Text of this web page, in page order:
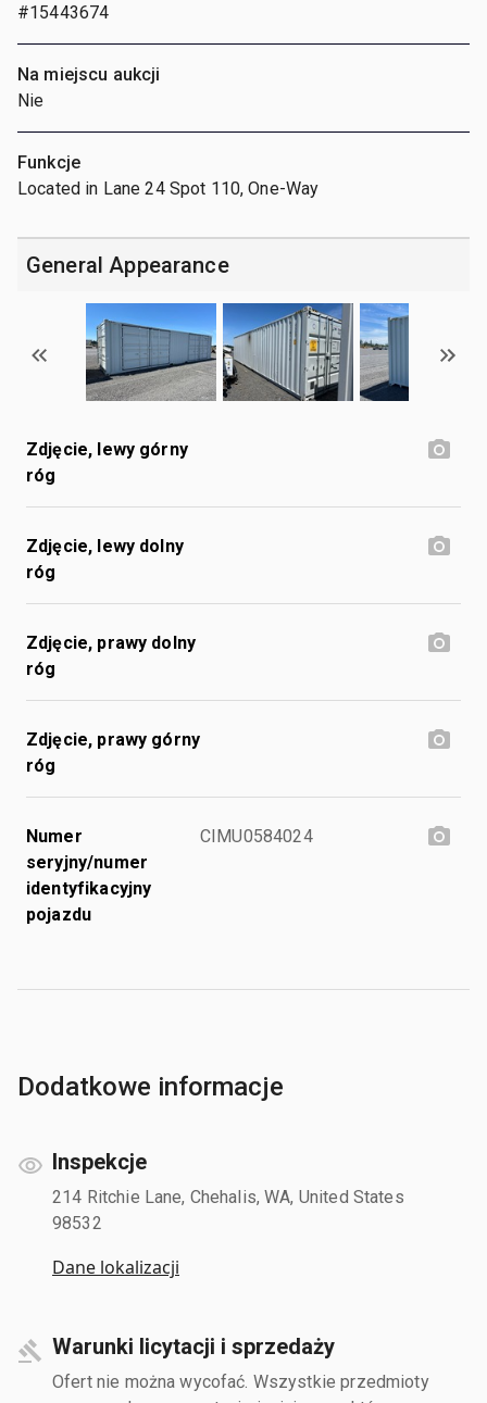
#15443674
Na miejscu aukcji
Nie
Funkcje
Located in Lane 24 Spot 110, One-Way
General Appearance
Zdjęcie, lewy górny
róg
Zdjęcie, lewy dolny
róg
Zdjęcie, prawy dolny
róg
Zdjęcie, prawy górny
róg
Numer
seryjny/numer
identyfikacyjny
pojazdu
CIMU0584024
Dodatkowe informacje
Inspekcje
214 Ritchie Lane, Chehalis, WA, United States
98532
Dane lokalizacji
Warunki licytacji i sprzedaży
Ofert nie można wycofać. Wszystkie przedmioty